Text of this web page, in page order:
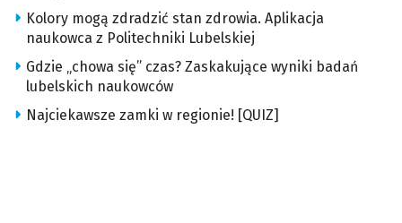
Kolory mogą zdradzić stan zdrowia. Aplikacja
naukowca z Politechniki Lubelskiej
Gdzie „chowa się” czas? Zaskakujące wyniki badań
lubelskich naukowców
Najciekawsze zamki w regionie! [QUIZ]